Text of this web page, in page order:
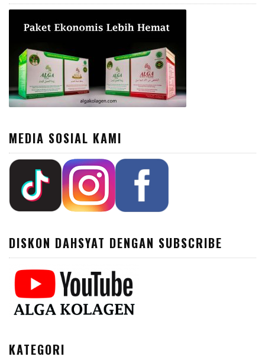
MEDIA SOSIAL KAMI
DISKON DAHSYAT DENGAN SUBSCRIBE
KATEGORI